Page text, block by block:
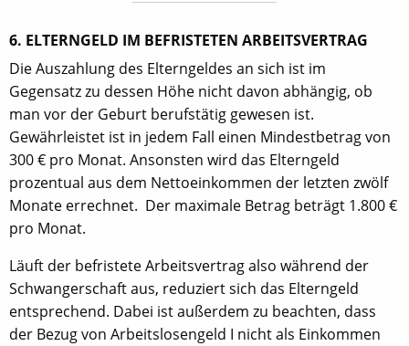
6. ELTERNGELD IM BEFRISTETEN ARBEITSVERTRAG
Die Auszahlung des Elterngeldes an sich ist im
Gegensatz zu dessen Höhe nicht davon abhängig, ob
man vor der Geburt berufstätig gewesen ist.
Gewährleistet ist in jedem Fall einen Mindestbetrag von
300 € pro Monat. Ansonsten wird das Elterngeld
prozentual aus dem Nettoeinkommen der letzten zwölf
Monate errechnet. Der maximale Betrag beträgt 1.800 €
pro Monat.
Läuft der befristete Arbeitsvertrag also während der
Schwangerschaft aus, reduziert sich das Elterngeld
entsprechend. Dabei ist außerdem zu beachten, dass
der Bezug von Arbeitslosengeld I nicht als Einkommen